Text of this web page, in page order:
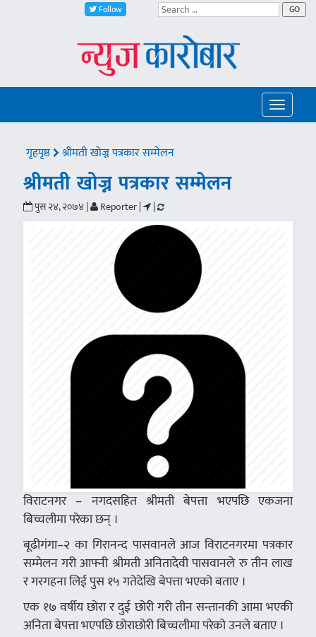
Follow GO
Toggle
गृहपृष्ठ श्रीमती खोज्न पत्रकार सम्मेलन
श्रीमती खोज्न पत्रकार सम्मेलन
पुस २४, २०७४ | Reporter | |
विराटनगर – नगदसहित श्रीमती बेपत्ता भएपछि एकजना
बिच्चलीमा परेका छन् ।
बूढीगंगा–२ का गिरानन्द पासवानले आज विराटनगरमा पत्रकार
सम्मेलन गरी आफ्नी श्रीमती अनितादेवी पासवानले रु तीन लाख
र गरगहना लिई पुस १५ गतेदेखि बेपत्ता भएको बताए ।
एक १७ वर्षीय छोरा र दुई छोरी गरी तीन सन्तानकी आमा भएकी
अनिता बेपत्ता भएपछि छोराछोरी बिच्चलीमा परेको उनले बताए ।